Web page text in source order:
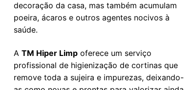
decoração da casa, mas também acumulam
poeira, ácaros e outros agentes nocivos à
saúde.
A TM Hiper Limpoferece um serviço
profissional de higienização de cortinas que
remove toda a sujeira e impurezas, deixando-